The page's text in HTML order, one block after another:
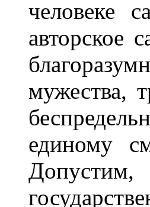
человеке
авторское
мужества,
единому